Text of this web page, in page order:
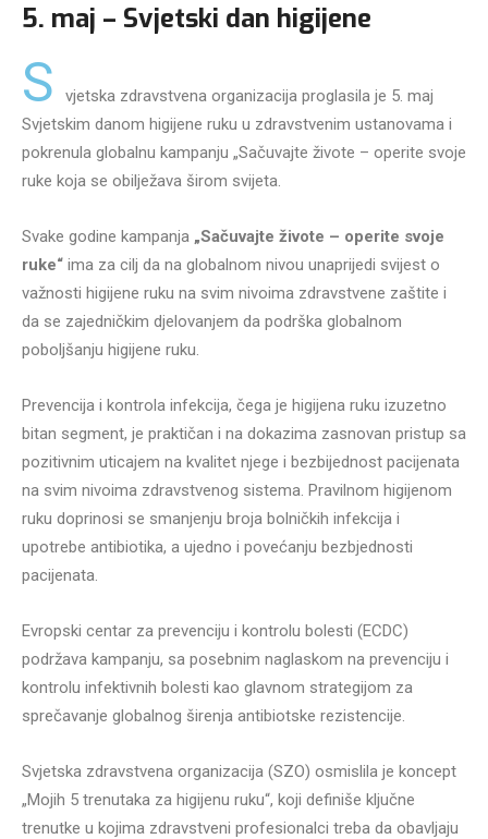
5. maj – Svjetski dan higijene
S
vjetska zdravstvena organizacija proglasila je 5. maj
Svjetskim danom higijene ruku u zdravstvenim ustanovama i
pokrenula globalnu kampanju „Sačuvajte živote – operite svoje
ruke koja se obilježava širom svijeta.
Svake godine kampanja „Sačuvajte živote – operite svoje
ruke“ ima za cilj da na globalnom nivou unaprijedi svijest o
važnosti higijene ruku na svim nivoima zdravstvene zaštite i
da se zajedničkim djelovanjem da podrška globalnom
poboljšanju higijene ruku.
Prevencija i kontrola infekcija, čega je higijena ruku izuzetno
bitan segment, je praktičan i na dokazima zasnovan pristup sa
pozitivnim uticajem na kvalitet njege i bezbijednost pacijenata
na svim nivoima zdravstvenog sistema. Pravilnom higijenom
ruku doprinosi se smanjenju broja bolničkih infekcija i
upotrebe antibiotika, a ujedno i povećanju bezbjednosti
pacijenata.
Evropski centar za prevenciju i kontrolu bolesti (ECDC)
podržava kampanju, sa posebnim naglaskom na prevenciju i
kontrolu infektivnih bolesti kao glavnom strategijom za
sprečavanje globalnog širenja antibiotske rezistencije.
Svjetska zdravstvena organizacija (SZO) osmislila je koncept
„Mojih 5 trenutaka za higijenu ruku“, koji definiše ključne
trenutke u kojima zdravstveni profesionalci treba da obavljaju